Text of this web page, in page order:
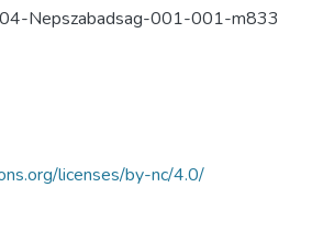
Nepszabadsag-001-001-m833
licenses/by-nc/4.0/